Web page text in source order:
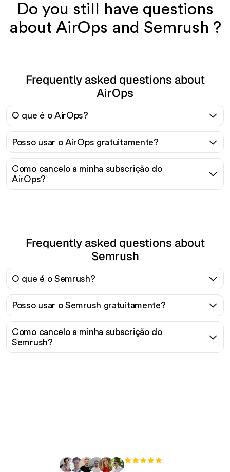
Do you still have questions
about AirOps and Semrush ?
Frequently asked questions about
AirOps
O que é o AirOps?
Posso usar o AirOps gratuitamente?
Como cancelo a minha subscrição do
AirOps?
Frequently asked questions about
Semrush
O que é o Semrush?
Posso usar o Semrush gratuitamente?
Como cancelo a minha subscrição do
Semrush?